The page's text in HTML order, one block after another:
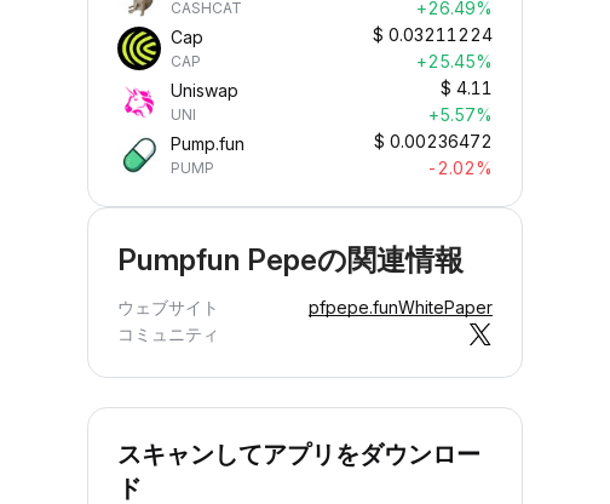
CASHCAT
+26.49%
Cap
CAP
$ 0.03211224
+25.45%
Uniswap
UNI
$ 4.11
+5.57%
Pump.fun
PUMP
$ 0.00236472
-2.02%
Pumpfun Pepeの関連情報
ウェブサイト pfpepe.funWhitePaper
コミュニティ
スキャンしてアプリをダウンロー
ド